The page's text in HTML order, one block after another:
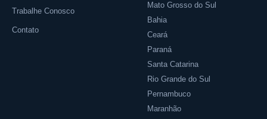
Trabalhe Conosco
Contato
Mato Grosso do Sul
Bahia
Ceará
Paraná
Santa Catarina
Rio Grande do Sul
Pernambuco
Maranhão